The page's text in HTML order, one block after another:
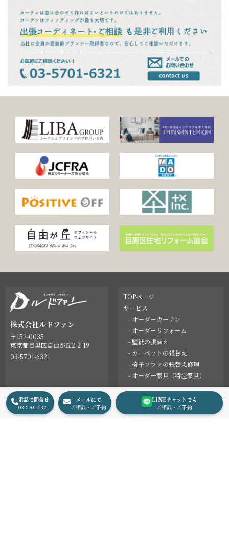
株式会社ルドファン
〒152-0035
東京都目黒区自由が丘2-2-19
03-5701-6321
TOPページ
サービス
- オーダーカーテン
- オーダーリフォーム
- 壁紙の張替え
- カーペットの張替え
- 椅子ソファの張替え修理
- オーダー家具（特注家具）
カーテン施工取付事例
# オーダーカーテン
会社概要
法人の方へ
電話で問合せ
03-5701-6321
メールにて
ご相談・ご予約
LINEチャットでも
ご相談・ご予約